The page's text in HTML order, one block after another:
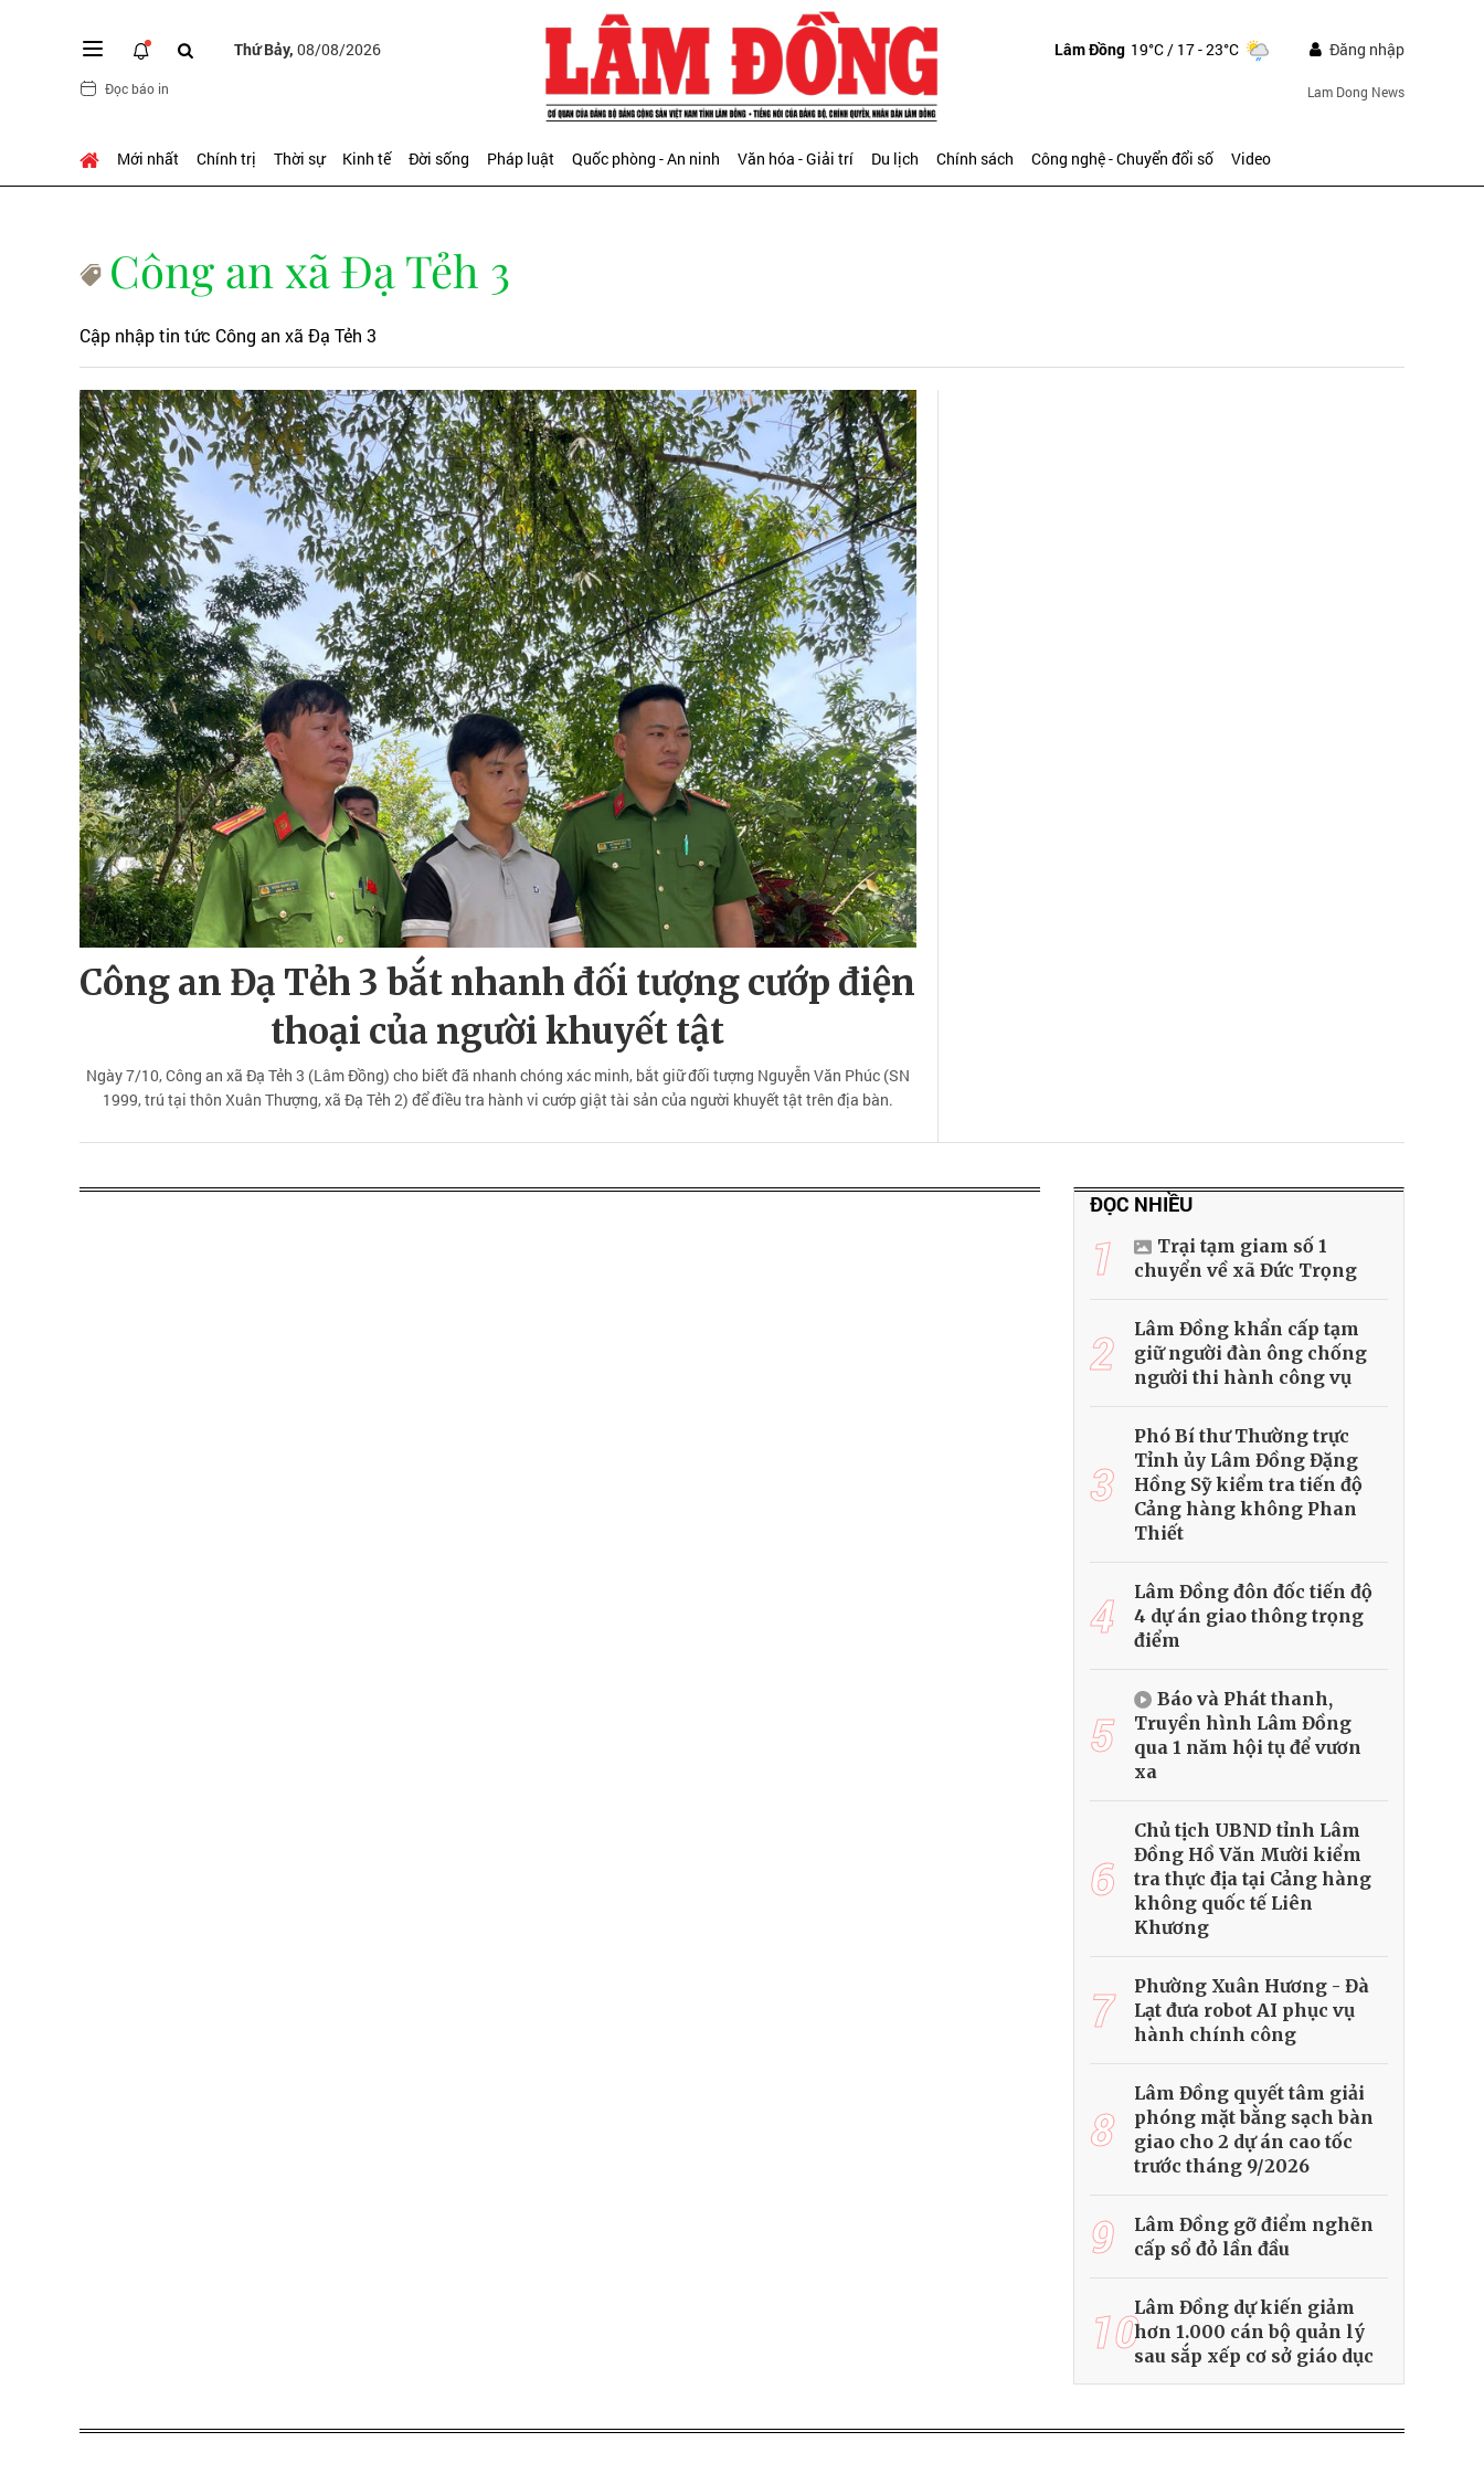
Thứ Bảy, 08/08/2026
Đọc báo in
Lâm Đồng 19°C/ 17 - 23°C Đăng nhập
Lam Dong News
Mới nhất Chính trị Thời sự Kinh tế Đời sống Pháp luật Quốc phòng - An ninh Văn hóa - Giải trí Du lịch Chính sách Công nghệ - Chuyển đổi số Video
Công an xã Đạ Tẻh 3
Cập nhập tin tức Công an xã Đạ Tẻh 3
Công an Đạ Tẻh 3 bắt nhanh đối tượng cướp điện
thoại của người khuyết tật
Ngày 7/10, Công an xã Đạ Tẻh 3 (Lâm Đồng) cho biết đã nhanh chóng xác minh, bắt giữ đối tượng Nguyễn Văn Phúc (SN
1999, trú tại thôn Xuân Thượng, xã Đạ Tẻh 2) để điều tra hành vi cướp giật tài sản của người khuyết tật trên địa bàn.
ĐỌC NHIỀU
1
Trại tạm giam số 1
chuyển về xã Đức Trọng
2
Lâm Đồng khẩn cấp tạm
giữ người đàn ông chống
người thi hành công vụ
3
Phó Bí thư Thường trực
Tỉnh ủy Lâm Đồng Đặng
Hồng Sỹ kiểm tra tiến độ
Cảng hàng không Phan
Thiết
4
Lâm Đồng đôn đốc tiến độ
4 dự án giao thông trọng
điểm
5
Báo và Phát thanh,
Truyền hình Lâm Đồng
qua 1 năm hội tụ để vươn
xa
6
Chủ tịch UBND tỉnh Lâm
Đồng Hồ Văn Mười kiểm
tra thực địa tại Cảng hàng
không quốc tế Liên
Khương
7
Phường Xuân Hương - Đà
Lạt đưa robot AI phục vụ
hành chính công
8
Lâm Đồng quyết tâm giải
phóng mặt bằng sạch bàn
giao cho 2 dự án cao tốc
trước tháng 9/2026
9
Lâm Đồng gỡ điểm nghẽn
cấp sổ đỏ lần đầu
10Lâm Đồng dự kiến giảm
hơn 1.000 cán bộ quản lý
sau sắp xếp cơ sở giáo dục